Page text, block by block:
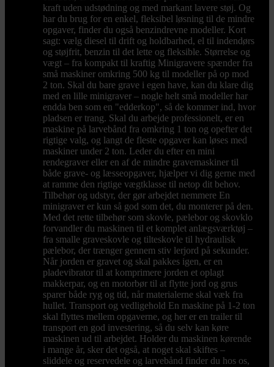
kraft uden udstødning og med markant lavere støj. Og
har du brug for en enkel, fleksibel løsning til de mindre
opgaver, finder du også benzindrevne modeller. Kort
sagt: vælg diesel til drift og holdbarhed, el til indendørs
og støjfrit, benzin til det lette og fleksible. Størrelse og
vægt – fra kompakt til kraftig Minigravere spænder fra
små maskiner omkring 500 kg til modeller på op mod
2 ton. Skal du bare grave i egen have, kan du klare dig
med en lille minigraver – nogle helt små modeller har
endda ben som en "edderkop", så de kommer ind, hvor
pladsen er trang. Skal du arbejde professionelt, er en
maskine på larvebånd fra omkring 1 ton og opefter det
rigtige valg, og langt de fleste opgaver kan løses med
maskiner under 2 ton. Leder du efter en mini
rendegraver eller en af de mindre gravemaskiner til
både grave- og læsseopgaver, hjælper vi dig gerne med
at ramme den rigtige vægtklasse til netop dit behov.
Tilbehør og udstyr, der gør arbejdet nemmere En
minigraver er kun så god som det, du monterer på den.
Med det rette tilbehør som skovle, pælebor og skovklo
forvandler du maskinen til et komplet anlægsværktøj –
fra smalle graveskovle og tilteskovle til hydraulisk
pælebor, der trænger gennem stiv lerjord på sekunder.
Når jorden er gravet og skal pakkes igen, er en
pladevibrator til at komprimere jorden et oplagt
makkerpar, og en motorbør til at flytte jord og grus
sparer både ryg og tid, når materialerne skal væk fra
hullet. Transport og vedligehold En maskine på 1-2 ton
skal flyttes mellem opgaverne, og her er en trailer til
transport en god investering, så du selv kan køre
maskinen ud til arbejdet. Holder du maskinen kørende
i mange år, sker det også, at noget skal skiftes –
sliddele og reservedele og larvebånd finder du hos os,